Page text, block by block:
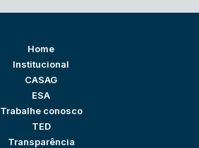
Home
Institucional
CASAG
ESA
Trabalhe conosco
TED
Transparência